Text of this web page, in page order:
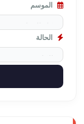
الموسم
الحالة